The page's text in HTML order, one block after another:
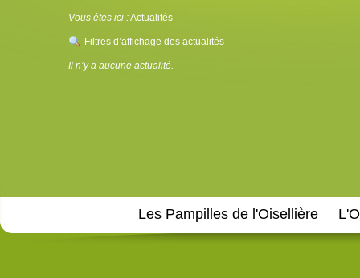
Vous êtes ici :Actualités
Filtres d’affichage des actualités
Il n’y a aucune actualité.
Les Pampilles de l'Oisellière